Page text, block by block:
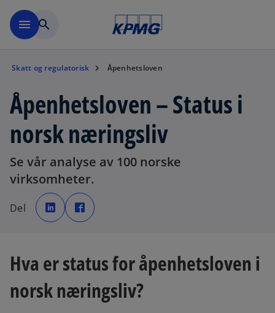
menu search
Skatt og regulatorisk Åpenhetsloven
Åpenhetsloven – Status i
norsk næringsliv
Se vår analyse av 100 norske
virksomheter.
Del
o
p
e
n
e
w
b
p
e
e
w
b
Hva er status for åpenhetsloven i
norsk næringsliv?